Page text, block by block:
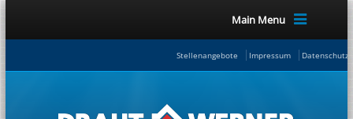
Main Menu
Stellenangebote Impressum